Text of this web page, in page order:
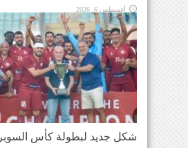
أغسطس 6, 2026
شكل جديد لبطولة كأس السوبر